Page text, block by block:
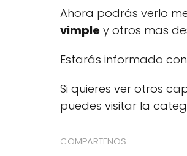
Ahora podrás verlo
vimple y otros mas
Estarás informado
Si quieres ver otros
puedes visitar la
COMPARTENOS